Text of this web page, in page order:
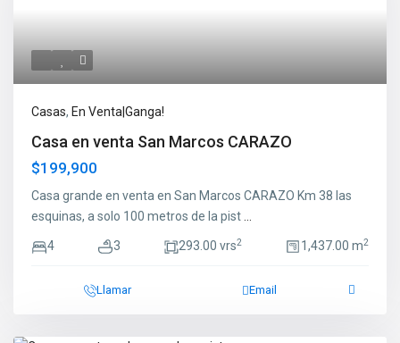
Casas, En Venta|Ganga!
Casa en venta San Marcos CARAZO
$199,900
Casa grande en venta en San Marcos CARAZO Km 38 las
esquinas, a solo 100 metros de la pist
4 3 293.00 vrs2 1,437.00 m2
Llamar Email